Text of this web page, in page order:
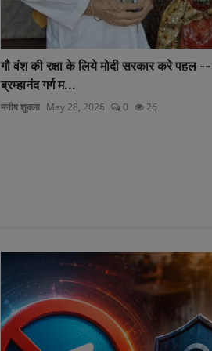
विकास कार्यों में लेटलतीफी बर्दाश्त नहीं, गुणवत्ता के
साथ समय-सी...
न्यूज़ डेस्क May 5, 2026 0 12